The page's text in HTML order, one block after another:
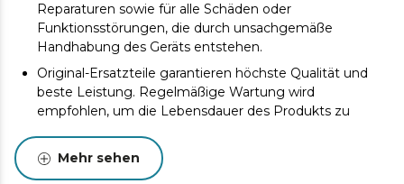
Reparaturen sowie für alle Schäden oder
Funktionsstörungen, die durch unsachgemäße
Handhabung des Geräts entstehen.
Original-Ersatzteile garantieren höchste Qualität und
beste Leistung. Regelmäßige Wartung wird
empfohlen, um die Lebensdauer des Produkts zu
Mehr sehen